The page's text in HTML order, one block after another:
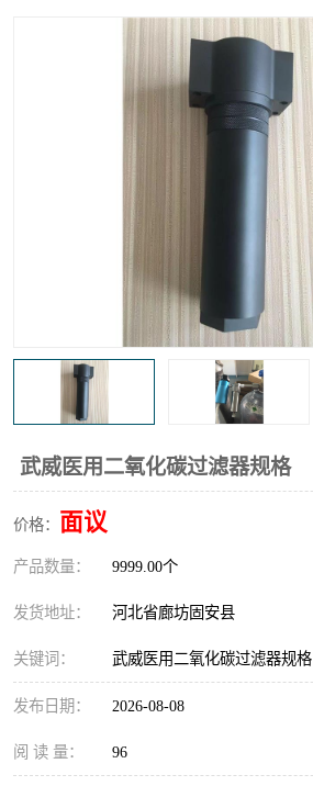
武威医用二氧化碳过滤器规格
价格： 面议
产品数量： 9999.00个
发货地址： 河北省廊坊固安县
关键词： 武威医用二氧化碳过滤器规格
发布日期： 2026-08-08
阅 读 量： 96
酸雾
替代
耐